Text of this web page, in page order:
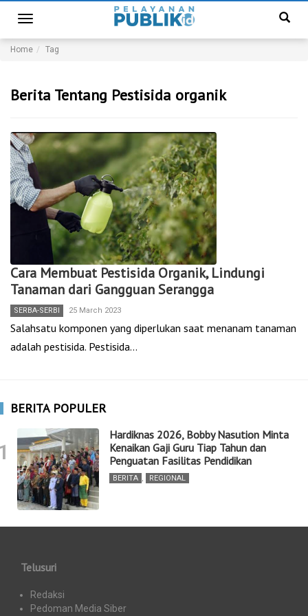
Toggle
navigation
Home Tag
Berita Tentang Pestisida organik
Cara Membuat Pestisida Organik, Lindungi
Tanaman dari Gangguan Serangga
SERBA-SERBI 25 March 2023
Salahsatu komponen yang diperlukan saat menanam tanaman
adalah pestisida. Pestisida…
BERITA POPULER
Hardiknas 2026, Bobby Nasution Minta
Kenaikan Gaji Guru Tiap Tahun dan
Penguatan Fasilitas Pendidikan
BERITA , REGIONAL
Telusuri
Redaksi
Pedoman Media Siber